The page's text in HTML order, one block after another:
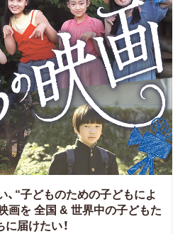
、“子どものための子どもによ
画を全国 & 世界中の子どもた
に届けたい！